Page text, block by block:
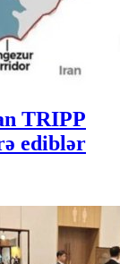
TRIPP
ediblər